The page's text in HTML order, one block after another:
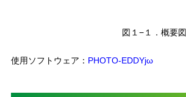
図１−１．概要図
使用ソフトウェア： PHOTO-EDDYjω